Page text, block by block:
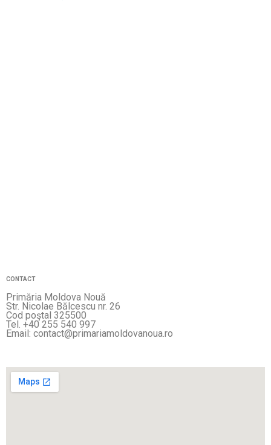
CONTACT
Primăria Moldova Nouă
Str. Nicolae Bălcescu nr. 26
Cod poştal 325500
Tel. +40 255 540 997
Email: contact@primariamoldovanoua.ro